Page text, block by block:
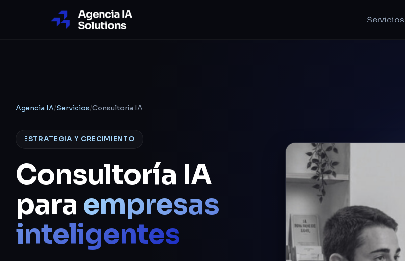
Servicios
Agencia IA/Servicios/Consultoría IA
ESTRATEGIA Y CRECIMIENTO
Consultoría IA
para empresas
inteligentes